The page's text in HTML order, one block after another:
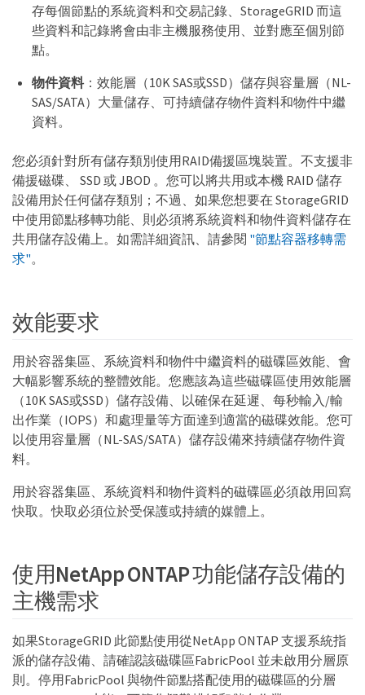
存每個節點的系統資料和交易記錄、StorageGRID 而這
些資料和記錄將會由非主機服務使用、並對應至個別節
點。
物件資料：效能層（10K SAS或SSD）儲存與容量層（NL-
SAS/SATA）大量儲存、可持續儲存物件資料和物件中繼
資料。
您必須針對所有儲存類別使用RAID備援區塊裝置。不支援非
備援磁碟、 SSD 或 JBOD 。您可以將共用或本機 RAID 儲存
設備用於任何儲存類別；不過、如果您想要在 StorageGRID
中使用節點移轉功能、則必須將系統資料和物件資料儲存在
共用儲存設備上。如需詳細資訊、請參閱 "節點容器移轉需
求"。
效能要求
用於容器集區、系統資料和物件中繼資料的磁碟區效能、會
大幅影響系統的整體效能。您應該為這些磁碟區使用效能層
（10K SAS或SSD）儲存設備、以確保在延遲、每秒輸入/輸
出作業（IOPS）和處理量等方面達到適當的磁碟效能。您可
以使用容量層（NL-SAS/SATA）儲存設備來持續儲存物件資
料。
用於容器集區、系統資料和物件資料的磁碟區必須啟用回寫
快取。快取必須位於受保護或持續的媒體上。
使用NetApp ONTAP 功能儲存設備的
主機需求
如果StorageGRID 此節點使用從NetApp ONTAP 支援系統指
派的儲存設備、請確認該磁碟區FabricPool 並未啟用分層原
則。停用FabricPool 與物件節點搭配使用的磁碟區的分層